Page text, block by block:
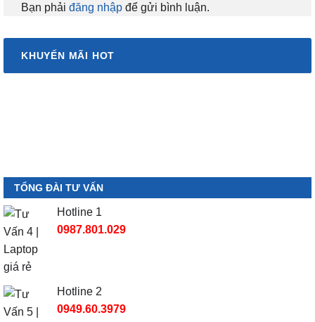
Bạn phải đăng nhập để gửi bình luận.
KHUYẾN MÃI HOT
TỔNG ĐÀI TƯ VẤN
Hotline 1
0987.801.029
Hotline 2
0949.60.3979